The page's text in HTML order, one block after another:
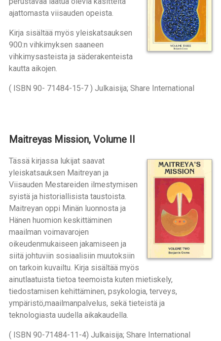
ajattomasta viisauden opeista.
Kirja sisältää myös yleiskatsauksen
900:n vihkimyksen saaneen
vihkimysasteista ja säderakenteista
kautta aikojen.
( ISBN 90- 71484-15-7 ) Julkaisija; Share International
Maitreyas Mission, Volume II
Tässä kirjassa lukijat saavat
yleiskatsauksen Maitreyan ja
Viisauden Mestareiden ilmestymisen
syistä ja historiallisista taustoista.
Maitreyan oppi Minän luonnosta ja
Hänen huomion keskittäminen
maailman voimavarojen
oikeudenmukaiseen jakamiseen ja
siitä johtuviin sosiaalisiin muutoksiin
on tarkoin kuvailtu. Kirja sisältää myös
ainutlaatuista tietoa teemoista kuten mietiskely,
tiedostamisen kehittäminen, psykologia, terveys,
ympäristö,maailmanpalvelus, sekä tieteistä ja
teknologiasta uudella aikakaudella.
( ISBN 90-71484-11-4) Julkaisija; Share International